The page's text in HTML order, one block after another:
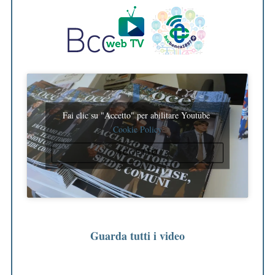
Fai clic su "Accetto" per abilitare Youtube
Cookie Policy
ACCETTO
Guarda tutti i video